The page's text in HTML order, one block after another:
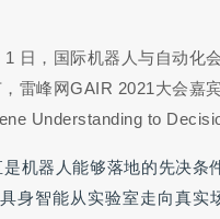
1 日，国际机器人与自动化
雷峰网GAIR 2021大会嘉宾
Understanding to
机器人能够落地的先决条
身智能从实验室走向真实